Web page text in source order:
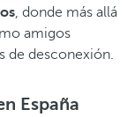
, donde más allá
amigos
de desconexión.
España